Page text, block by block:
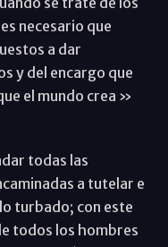
necesario que
a dar
y del encargo que
el mundo crea »
todas las
a tutelar e
turbado; con este
todos los hombres